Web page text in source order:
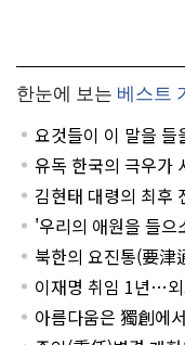
한눈에 보는 베스트
요것들이 이 말을 들
유독 한국의 극우가
김현태 대령의 최후
'우리의 애원을 들
북한의 요진통(要津
이재명 취임 1년…
아름다움은 獨創에